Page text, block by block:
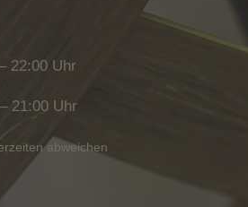
22:00 Uhr
21:00 Uhr
abweichen